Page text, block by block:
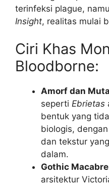
terinfeksi plague,
Insight, realitas mulai
Ciri Khas
Bloodborne:
Amorf dan
seperti Ebrietas
bentuk yang
biologis,
dan tekstur
dalam.
Gothic
arsitektur